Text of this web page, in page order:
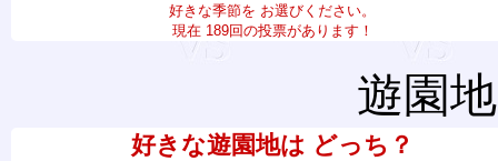
好きな季節を お選びください。
現在 189回の投票があります！
遊園
好きな遊園地は どっち？